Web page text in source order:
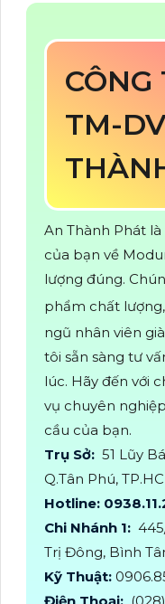
CÔNG
TM-
An Thành Phát
của bạn về
lượng đúng.
phẩm chất
ngũ nhân viên
tôi sẵn sàng tư
lúc. Hãy đến với
vụ chuyên
cầu của bạn.
Trụ Sở: 51 Lũy
Q.Tân Phú,
Hotline:
Chi Nhánh 1:
Trị Đông, Bình
Kỹ Thuật: